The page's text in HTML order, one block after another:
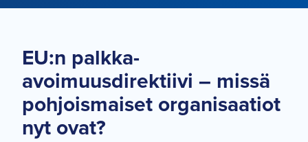
EU:n palkka-
avoimuusdirektiivi – missä
pohjoismaiset organisaatiot
nyt ovat?